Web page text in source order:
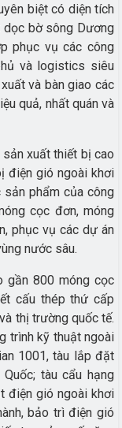
biệt có diện tích
dọc bờ sông Dương
phục vụ các công
và logistics siêu
và bàn giao các
quả, nhất quán và
xuất thiết bị cao
điện gió ngoài khơi
sản phẩm của công
cọc đơn, móng
phục vụ các dự án
nước sâu.
gần 800 móng cọc
cấu thép thứ cấp
thị trường quốc tế.
trình kỹ thuật ngoài
1001, tàu lắp đặt
tàu cẩu hạng
điện gió ngoài khơi
bảo trì điện gió